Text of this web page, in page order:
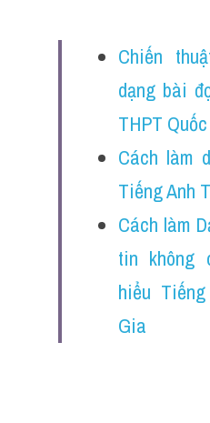
Chiến
dạng bài
THPT
Cách làm
Tiếng Anh
Cách làm
tin không
hiểu
Gia